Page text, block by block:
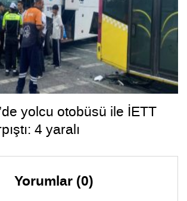
yolcu otobüsü ile İETT
4 yaralı
Yorumlar (0)